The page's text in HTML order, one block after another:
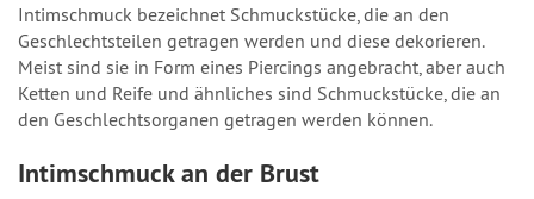
Intimschmuck bezeichnet Schmuckstücke, die an den
Geschlechtsteilen getragen werden und diese dekorieren.
Meist sind sie in Form eines Piercings angebracht, aber auch
Ketten und Reife und ähnliches sind Schmuckstücke, die an
den Geschlechtsorganen getragen werden können.
Intimschmuck an der Brust